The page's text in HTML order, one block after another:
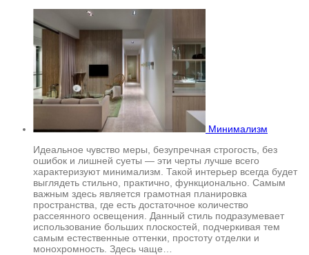
Минимализм
Идеальное чувство меры, безупречная строгость, без
ошибок и лишней суеты — эти черты лучше всего
характеризуют минимализм. Такой интерьер всегда будет
выглядеть стильно, практично, функционально. Самым
важным здесь является грамотная планировка
пространства, где есть достаточное количество
рассеянного освещения. Данный стиль подразумевает
использование больших плоскостей, подчеркивая тем
самым естественные оттенки, простоту отделки и
монохромность. Здесь чаще…